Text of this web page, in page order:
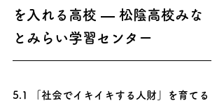
を入れる高校 ― 松陰高校みな
とみらい学習センター
5.1 「社会でイキイキする人財」を育てる